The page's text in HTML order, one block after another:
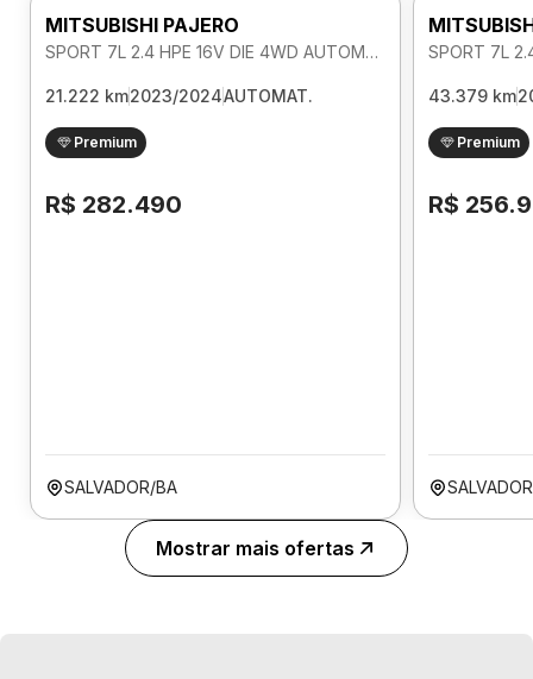
MITSUBISHI PAJERO
SPORT 7L 2.4 HPE 16V DIE 4WD AUTOMATICO
21.222 km2023/2024AUTOMAT.
Premium
R$ 282.490
SALVADOR/BA
43.379 km
Premium
R$
Mostrar mais ofertas